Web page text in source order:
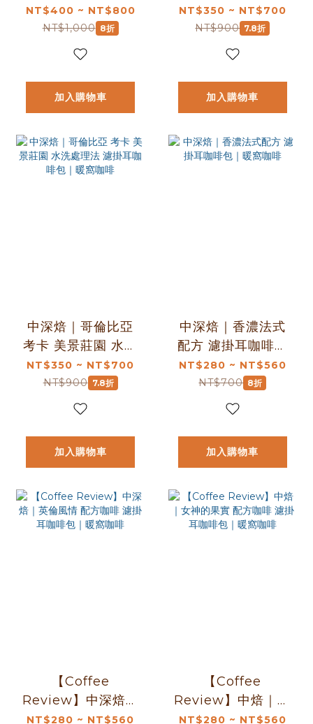
寧 四次手選 濕剝處
理法 濾掛耳咖啡包
｜暖窩咖啡
NT$400 ~ NT$800
NT$1,000 8折
加入購物車
濾掛耳咖啡包｜暖
窩咖啡
NT$350 ~ NT$700
NT$900 7.8折
加入購物車
中深焙｜哥倫比亞
考卡 美景莊園 水洗
處理法 濾掛耳咖啡
包｜暖窩咖啡
NT$350 ~ NT$700
NT$900 7.8折
加入購物車
中深焙｜香濃法式
配方 濾掛耳咖啡包
｜暖窩咖啡
NT$280 ~ NT$560
NT$700 8折
加入購物車
【Coffee
Review】中深焙｜
英倫風情 配方咖啡
NT$280 ~ NT$560
【Coffee
Review】中焙｜女
神的果實 配方咖啡
NT$280 ~ NT$560